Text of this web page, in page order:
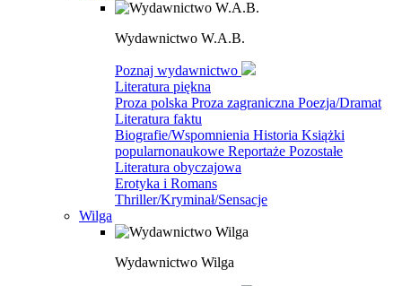
Wydawnictwo W.A.B.
Poznaj wydawnictwo
Literatura piękna
Proza polska Proza zagraniczna Poezja/Dramat
Literatura faktu
Biografie/Wspomnienia Historia Książki
popularnonaukowe Reportaże Pozostałe
Literatura obyczajowa
Erotyka i Romans
Thriller/Kryminał/Sensacje
Wilga
Wydawnictwo Wilga